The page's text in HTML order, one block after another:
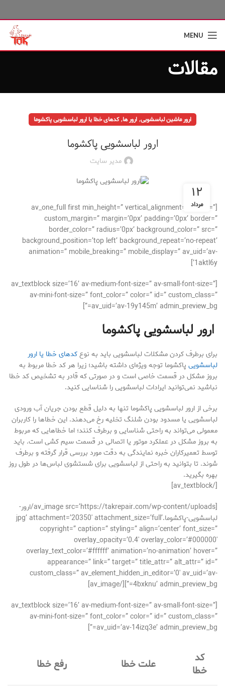
MENU
مقالات
ارور ماشین لباسشویی, ارور ها,کدهای خطا یا ارور لباسشویی پاكشوما
ارور لباسشویی پاكشوما
مدیر سایت
۱۲
مرداد
[av_one_full first min_height=” vertical_alignment=” space=”
custom_margin=” margin=’0px’ padding=’0px’ border=”
border_color=” radius=’0px’ background_color=” src=”
background_position=’top left’ background_repeat=’no-repeat’
animation=” mobile_breaking=” mobile_display=” av_uid=’av-
1aktl6y’]
[av_textblock size=’16’ av-medium-font-size=” av-small-font-size=”
av-mini-font-size=” font_color=” color=” id=” custom_class=”
av_uid=’av-19y145m’ admin_preview_bg=”]
ارور لباسشویی پاکشوما
برای برطرف کردن مشکلات لباسشویی باید به نوعکدهای خطا یا ارور
لباسشویی پاکشوما توجه ویژه‌ای داشته باشید؛ زیرا هر کد خطا مربوط به
بروز مشکل در قسمت خاصی است و در صورتی که قادر به تشخیص کد خطا
نباشید نمی‌توانید ایرادات لباسشویی را شناسایی کنید.
برخی از ارور لباسشویی پاکشوما تنها به دلیل قطع بودن جریان آب ورودی
لباسشویی یا مسدود بودن شلنگ تخلیه رخ می‌دهند. این خطاها را کاربران
معمولی می‌تواند به راحتی شناسایی و برطرف کنند؛ اما خطاهایی که مربوط
به بروز مشکل در عملکرد موتور یا اتصالی در قسمت سیم کشی است. باید
توسط تعمیرکاران خبره نمایندگی به دقت مورد بررسی قرار گرفته و برطرف
شوند. تا بتوانید به راحتی از لباسشویی برای شستشوی لباس‌ها در طول روز
بهره بگیرید.
[/av_textblock]
[av_image src=’https://takrepair.com/wp-content/uploads/ارور-
لباسشویی-پاکشوما.jpg’ attachment=’20350′ attachment_size=’full’
copyright=” caption=” styling=” align=’center’ font_size=”
overlay_opacity=’0.4′ overlay_color=’#000000′
overlay_text_color=’#ffffff’ animation=’no-animation’ hover=”
appearance=” link=” target=” title_attr=” alt_attr=” id=”
custom_class=” av_element_hidden_in_editor=’0′ av_uid=’av-
4bxknu’ admin_preview_bg=”][/av_image]
[av_textblock size=’16’ av-medium-font-size=” av-small-font-size=”
av-mini-font-size=” font_color=” color=” id=” custom_class=”
av_uid=’av-14izq3e’ admin_preview_bg=”]
کد
خطا
علت خطا رفع خطا